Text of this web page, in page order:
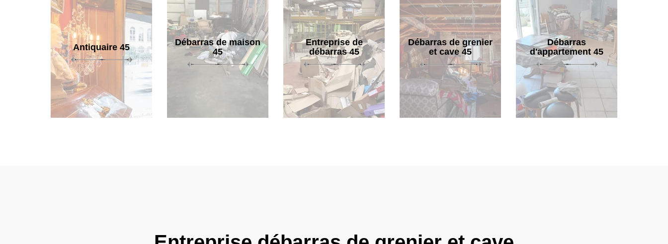
Antiquaire 45
Débarras de maison
45
Entreprise de
débarras 45
Débarras de grenier
et cave 45
Débarras
d'appartement 45